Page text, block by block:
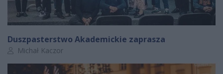
Duszpasterstwo Akademickie zaprasza
Autor artykułu:
Michał Kaczor